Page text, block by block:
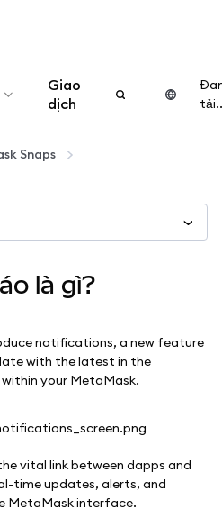
Giao
dịch
Snaps
là gì?
notifications, a new feature
with the latest in the
your MetaMask.
vital link between dapps and
time updates, alerts, and
MetaMask interface.